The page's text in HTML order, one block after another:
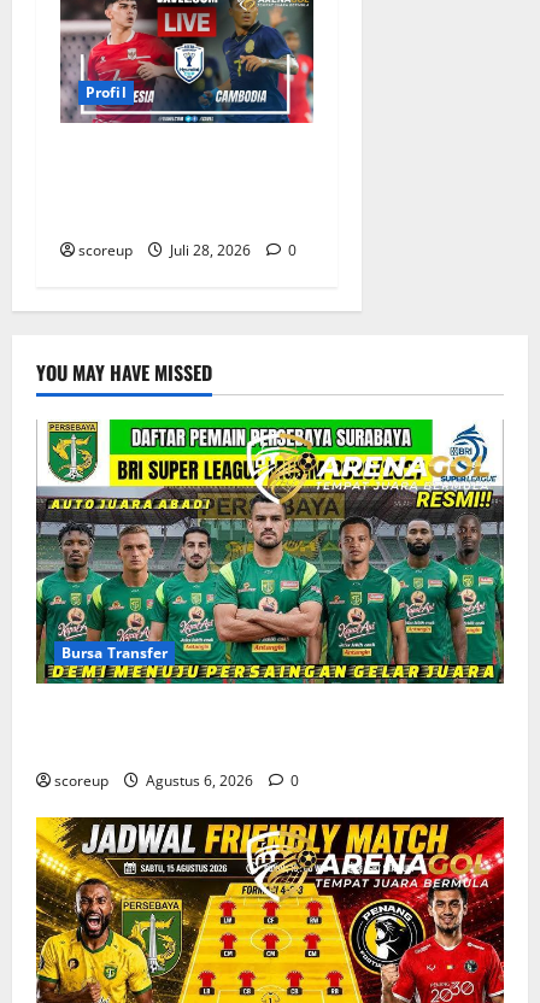
Profil
scoreup Juli 28, 2026 0
YOU MAY HAVE MISSED
Bursa Transfer
scoreup Agustus 6, 2026 0